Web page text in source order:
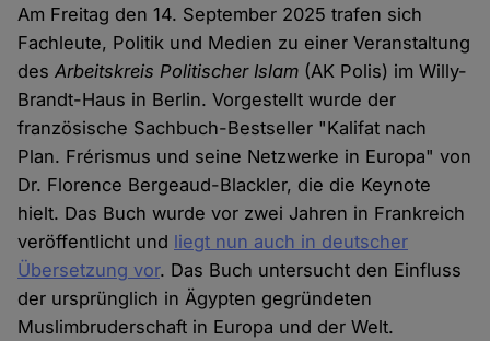
Am Freitag den 14. September 2025 trafen sich
Fachleute, Politik und Medien zu einer Veranstaltung
desArbeitskreis Politischer Islam (AK Polis) im Willy-
Brandt-Haus in Berlin. Vorgestellt wurde der
französische Sachbuch-Bestseller "Kalifat nach
Plan. Frérismus und seine Netzwerke in Europa" von
Dr. Florence Bergeaud-Blackler, die die Keynote
hielt. Das Buch wurde vor zwei Jahren in Frankreich
veröffentlicht und liegt nun auch in deutscher
Übersetzung vor. Das Buch untersucht den Einfluss
der ursprünglich in Ägypten gegründeten
Muslimbruderschaft in Europa und der Welt.